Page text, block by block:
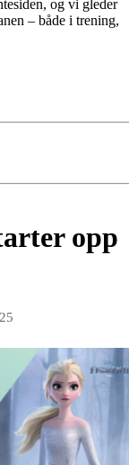
og vi gleder
– både i trening,
opp